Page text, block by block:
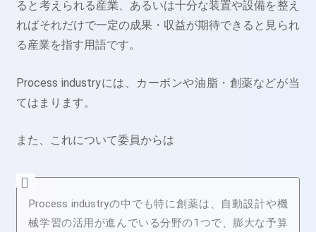
ると考えられる産業、あるいは十分な装置や設備を整え
ればそれだけで一定の成果・収益が期待できると見られ
る産業を指す用語です。
Process industryには、カーボンや油脂・創薬などが当
てはまります。
また、これについて委員からは
Process industryの中でも特に創薬は、自動設計や機
械学習の活用が進んでいる分野の1つで、膨大な予算